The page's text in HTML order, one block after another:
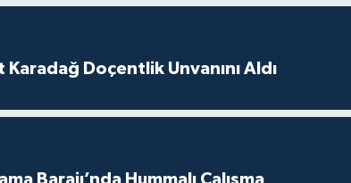
Karadağ Doçentlik Unvanını Aldı
Barajı’nda Hummalı Çalışma